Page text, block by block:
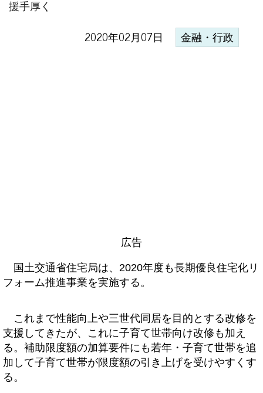
援手厚く
2020年02月07日 金融・行政
広告
国土交通省住宅局は、2020年度も長期優良住宅化リ
フォーム推進事業を実施する。
これまで性能向上や三世代同居を目的とする改修を
支援してきたが、これに子育て世帯向け改修も加え
る。補助限度額の加算要件にも若年・子育て世帯を追
加して子育て世帯が限度額の引き上げを受けやすくす
る。